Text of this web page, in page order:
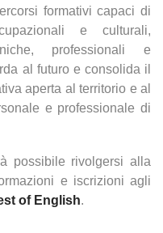
formativi capaci di
e culturali,
professionali e
al futuro e consolida il
aperta al territorio e al
e professionale di
possibile rivolgersi alla
e iscrizioni agli
of English.